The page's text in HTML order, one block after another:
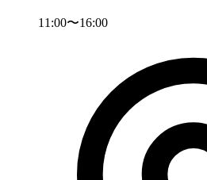
11:00〜16:00